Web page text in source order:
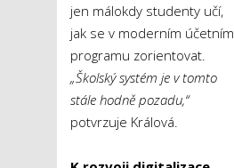
jen málokdy studenty učí,
jak se v moderním účetním
programu zorientovat.
„Školský systém je v tomto
stále hodně pozadu,“
potvrzuje Králová.